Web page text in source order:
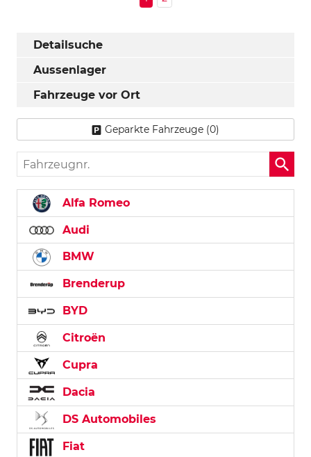
Detailsuche
Aussenlager
Fahrzeuge vor Ort
Geparkte Fahrzeuge (0)
Fahrzeugnr.
Alfa Romeo
Audi
BMW
Brenderup
BYD
Citroën
Cupra
Dacia
DS Automobiles
Fiat